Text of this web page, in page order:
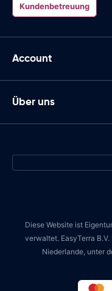
Kundenbetreuung
Account
Über uns
Diese Website ist
verwaltet. EasyTerra
Niederlande, unter